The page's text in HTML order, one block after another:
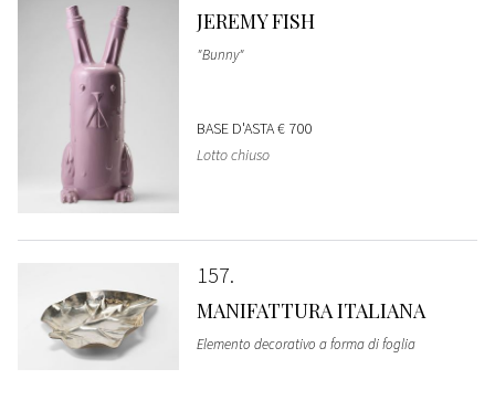
JEREMY FISH
"Bunny"
BASE D'ASTA€ 700
Lotto chiuso
157
MANIFATTURA ITALIANA
Elemento decorativo a forma di foglia